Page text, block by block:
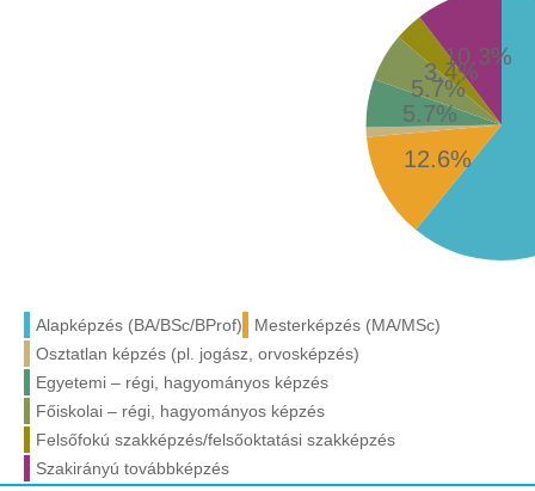
12.6%
5.7%
5.7%
3.4%
10.3%
Alapképzés (BA/BSc/BProf)
Mesterképzés (MA/MSc)
Osztatlan képzés (pl. jogász, orvosképzés)
Egyetemi – régi, hagyományos képzés
Főiskolai – régi, hagyományos képzés
Felsőfokú szakképzés/felsőoktatási szakképzés
Szakirányú továbbképzés